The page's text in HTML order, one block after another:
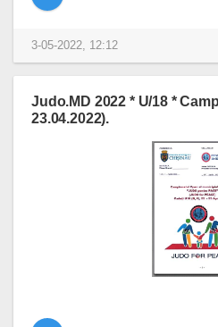
3-05-2022, 12:12
Judo.MD 2022 * U/18 *
23.04.2022).